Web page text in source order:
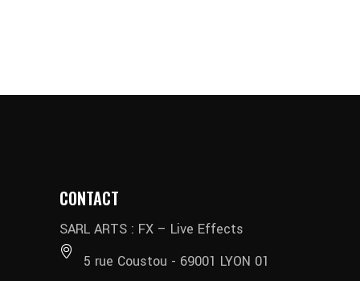
CONTACT
SARL ARTS : FX – Live Effects
5 rue Coustou - 69001 LYON 01